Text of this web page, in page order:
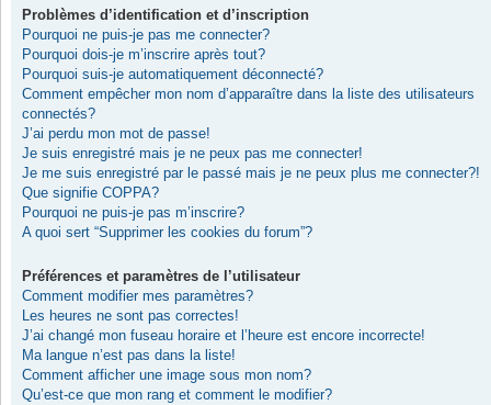
Problèmes d’identification et d’inscription
Pourquoi ne puis-je pas me connecter?
Pourquoi dois-je m’inscrire après tout?
Pourquoi suis-je automatiquement déconnecté?
Comment empêcher mon nom d’apparaître dans la liste des utilisateurs
connectés?
J’ai perdu mon mot de passe!
Je suis enregistré mais je ne peux pas me connecter!
Je me suis enregistré par le passé mais je ne peux plus me connecter?!
Que signifie COPPA?
Pourquoi ne puis-je pas m’inscrire?
A quoi sert “Supprimer les cookies du forum”?
Préférences et paramètres de l’utilisateur
Comment modifier mes paramètres?
Les heures ne sont pas correctes!
J’ai changé mon fuseau horaire et l’heure est encore incorrecte!
Ma langue n’est pas dans la liste!
Comment afficher une image sous mon nom?
Qu’est-ce que mon rang et comment le modifier?